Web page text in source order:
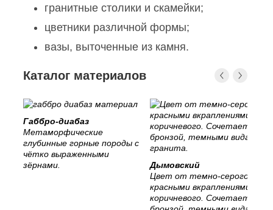
гранитные столики и скамейки;
цветники различной формы;
вазы, выточенные из камня.
Каталог материалов
Габбро-диабаз
Метаморфические
глубинные горные породы с
чётко выраженными
зёрнами.
Дымовский
Цвет от темно-серого с
красными вкраплениями, до
коричневого. Сочетается с